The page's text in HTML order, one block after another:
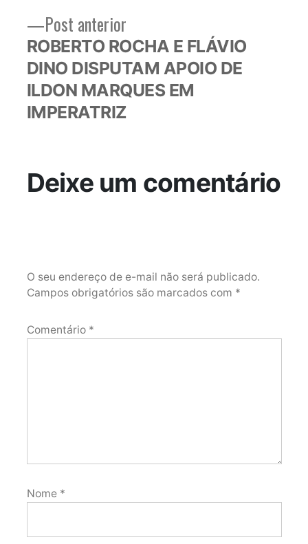
Post anteriorPost
anterior:
ROBERTO ROCHA E FLÁVIO
DINO DISPUTAM APOIO DE
ILDON MARQUES EM
IMPERATRIZ
Deixe um comentário
O seu endereço de e-mail não será publicado.
Campos obrigatórios são marcados com *
Comentário *
Nome *